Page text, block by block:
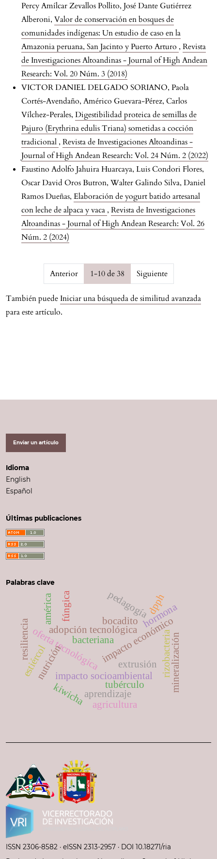
Percy Amílcar Zevallos Pollito, José Dante Gutiérrez
Alberoni, Valor de conservación en bosques de
comunidades indígenas: Un estudio de caso en la
Amazonia peruana, San Jacinto y Puerto Arturo , Revista
de Investigaciones Altoandinas - Journal of High Andean
Research: Vol. 20 Núm. 3 (2018)
VICTOR DANIEL DELGADO SORIANO, Paola
Cortés-Avendaño, Américo Guevara-Pérez, Carlos
Vílchez-Perales, Digestibilidad proteica de semillas de
Pajuro (Erythrina edulis Triana) sometidas a cocción
tradicional , Revista de Investigaciones Altoandinas -
Journal of High Andean Research: Vol. 24 Núm. 2 (2022)
Faustino Adolfo Jahuira Huarcaya, Luis Condori Flores,
Oscar David Oros Butron, Walter Galindo Silva, Daniel
Ramos Dueñas, Elaboración de yogurt batido artesanal
con leche de alpaca y vaca , Revista de Investigaciones
Altoandinas - Journal of High Andean Research: Vol. 26
Núm. 2 (2024)
Page {$page} of {$pagesCount}
Anterior 1-10 de 38 Siguiente
También puede Iniciar una búsqueda de similitud avanzada
para este artículo.
Enviar un artículo
Idioma
English
Español
Últimas publicaciones
Palabras clave
adopción tecnológica
oferta tecnológicaimpacto económico
impacto socioambiental
resiliencia rizobacteria
nutrición
tubérculo
hormona
kiwicha
bocadito
extrusión
estiércol
bacteriana
fúngica
mineralización
pedagogía
aprendizaje
dpph
agricultura
américa
ISSN 2306-8582 · eISSN 2313-2957 · DOI 10.18271/ria